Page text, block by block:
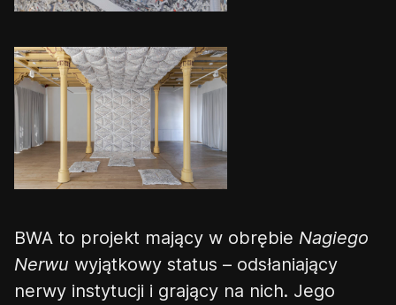
BWA to projekt mający w obrębie Nagiego
Nerwu wyjątkowy status – odsłaniający
nerwy instytucji i grający na nich. Jego